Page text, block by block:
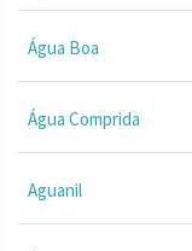
Água Boa
Água Comprida
Aguanil